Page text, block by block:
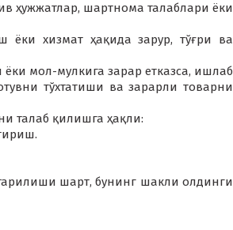
ҳужжатлар, шартнома талаблари ёки
ёки хизмат ҳақида зарур, тўғри ва
мол-мулкига зарар етказса, ишлаб
тўхтатиши ва зарарли товарни
талаб қилишга ҳақли:
шарт, бунинг шакли олдинги